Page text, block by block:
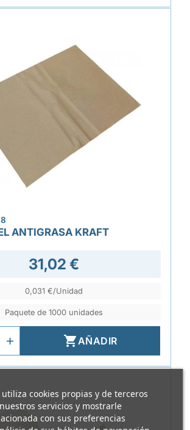
cookies propias y de terceros
servicios y mostrarle
con sus preferencias
ANTIGRASA KRAFT
31,02 €
0,031 €/Unidad
Paquete de 1000 unidades
AÑADIR